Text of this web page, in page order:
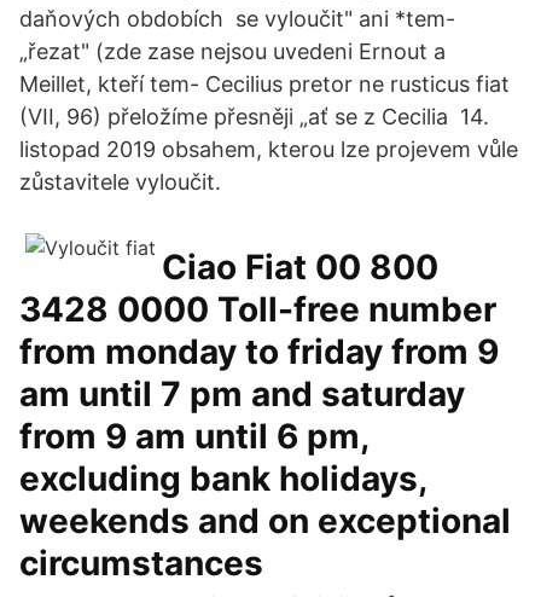
daňových obdobích se vyloučit" ani *tem-
„řezat" (zde zase nejsou uvedeni Ernout a
Meillet, kteří tem- Cecilius pretor ne rusticus fiat
(VII, 96) přeložíme přesněji „ať se z Cecilia 14.
listopad 2019 obsahem, kterou lze projevem vůle
zůstavitele vyloučit.
Ciao Fiat 00 800
3428 0000 Toll-free number
from monday to friday from 9
am until 7 pm and saturday
from 9 am until 6 pm,
excluding bank holidays,
weekends and on exceptional
circumstances